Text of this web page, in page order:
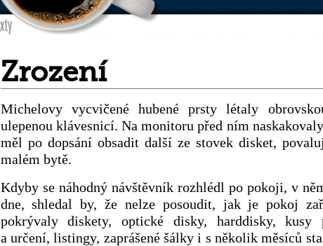
Zrození
Michelovy vycvičené hubené prsty létaly
ulepenou klávesnicí. Na monitoru před ním
měl po dopsání obsadit další ze stovek disket,
malém bytě.
Kdyby se náhodný návštěvník rozhlédl po pokoji, v
dne, shledal by, že nelze posoudit, jak je pokoj
pokrývaly diskety, optické disky, harddisky, kusy
a určení, listingy, zaprášené šálky i s několik měsíců